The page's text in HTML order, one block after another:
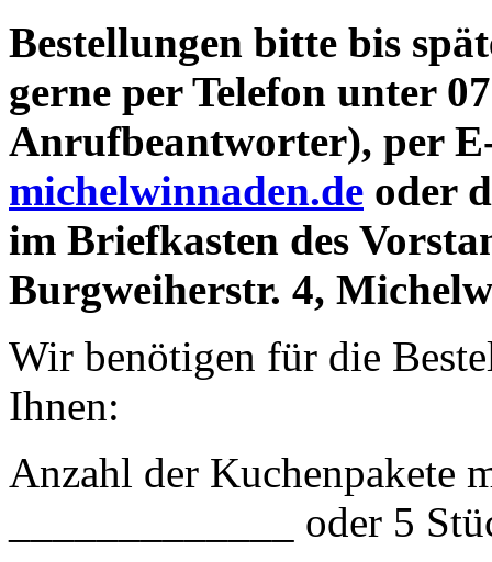
Bestellungen bitte bis
gerne per Telefon unter
Anrufbeantworter), per
michelwinnaden.de oder
im Briefkasten des
Burgweiherstr. 4,
Wir benötigen für die
Ihnen:
Anzahl der Kuchenpakete
_____________ oder 5